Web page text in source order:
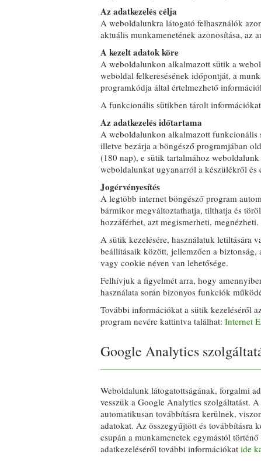
Az adatkezelés célja
A weboldalunkra látogató felhasználók
aktuális munkamenetének azonosítása, az
A kezelt adatok köre
A weboldalunkon alkalmazott sütik a
weboldal felkeresésének időpontját, a
programkódja által értelmezhető
A funkcionális sütikben tárolt
Az adatkezelés időtartama
A weboldalunkon alkalmazott funkcionális
illetve bezárja a böngésző programjában
(180 nap), e sütik tartalmához
weboldalunkat ugyanarról a készülékről
Jogérvényesítés
A legtöbb internet böngésző program
bármikor megváltoztathatja, tilthatja és
hozzáférhet, azt megismerheti, megnézheti.
A sütik kezelésére, használatuk letiltására
beállításaik között, jellemzően a biztonság,
vagy cookie néven van lehetősége.
Felhívjuk a figyelmét arra, hogy
használata során bizonyos funkciók
További információkat a sütik kezeléséről
program nevére kattintva találhat: Internet
Google Analytics
Weboldalunk látogatottságának, forgalmi
vesszük a Google Analytics szolgáltatást.
automatikusan továbbításra kerülnek,
adatokat. Az összegyűjtött és továbbításra
csupán a munkamenetek egymástól
adatkezeléséről további információkat ide